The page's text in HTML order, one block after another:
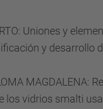
Uniones y
y desarrollo
MAGDALENA:
los vidrios smalti